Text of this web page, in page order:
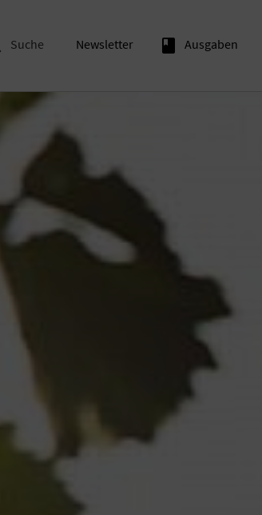
Suche Newsletter book Ausgaben